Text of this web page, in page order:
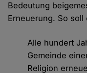
Bedeutung
Erneuerung. So
Alle hundert
Gemeinde
Religion